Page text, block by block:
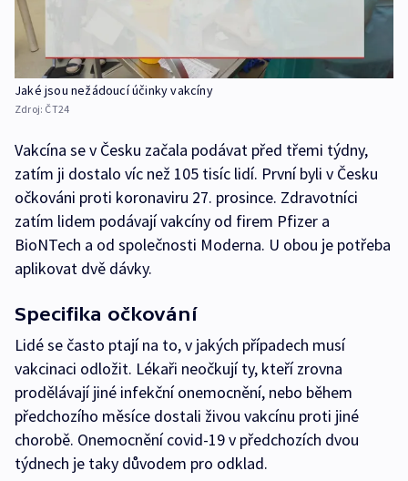
Jaké jsou nežádoucí účinky vakcíny
Zdroj: ČT24
Vakcína se v Česku začala podávat před třemi týdny,
zatím ji dostalo víc než 105 tisíc lidí. První byli v Česku
očkováni proti koronaviru 27. prosince. Zdravotníci
zatím lidem podávají vakcíny od firem Pfizer a
BioNTech a od společnosti Moderna. U obou je potřeba
aplikovat dvě dávky.
Specifika očkování
Lidé se často ptají na to, v jakých případech musí
vakcinaci odložit. Lékaři neočkují ty, kteří zrovna
prodělávají jiné infekční onemocnění, nebo během
předchozího měsíce dostali živou vakcínu proti jiné
chorobě. Onemocnění covid-19 v předchozích dvou
týdnech je taky důvodem pro odklad.